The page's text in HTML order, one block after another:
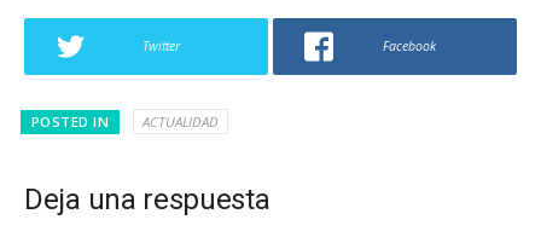
Twitter Facebook
POSTED IN ACTUALIDAD
Deja una respuesta